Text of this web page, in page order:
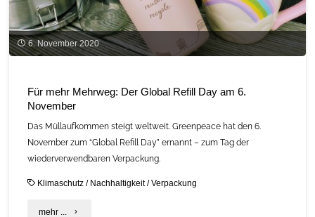
6. November 2020
Für mehr Mehrweg: Der Global Refill Day am 6.
November
Das Müllaufkommen steigt weltweit. Greenpeace hat den 6.
November zum “Global Refill Day” ernannt – zum Tag der
wiederverwendbaren Verpackung.
Klimaschutz / Nachhaltigkeit/Verpackung
mehr ... "Für